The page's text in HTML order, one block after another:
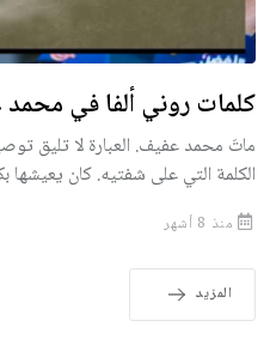
كلمات روني ألفا في
ماتَ محمد عفيف. العبارة لا تليق
الكلمة التي على شفتيه. كان يعيشها
منذ 8 أشهر
المزيد